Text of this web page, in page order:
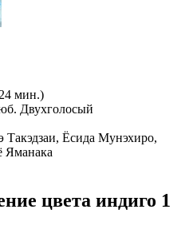
мин.)
Двухголосый
Такэдзаи, Ёсида Мунэхиро,
Яманака
цвета индиго 1